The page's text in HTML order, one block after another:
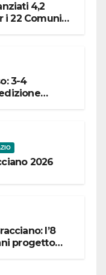
4,2
i 22 Comuni
3-4
2026
l’8
progetto